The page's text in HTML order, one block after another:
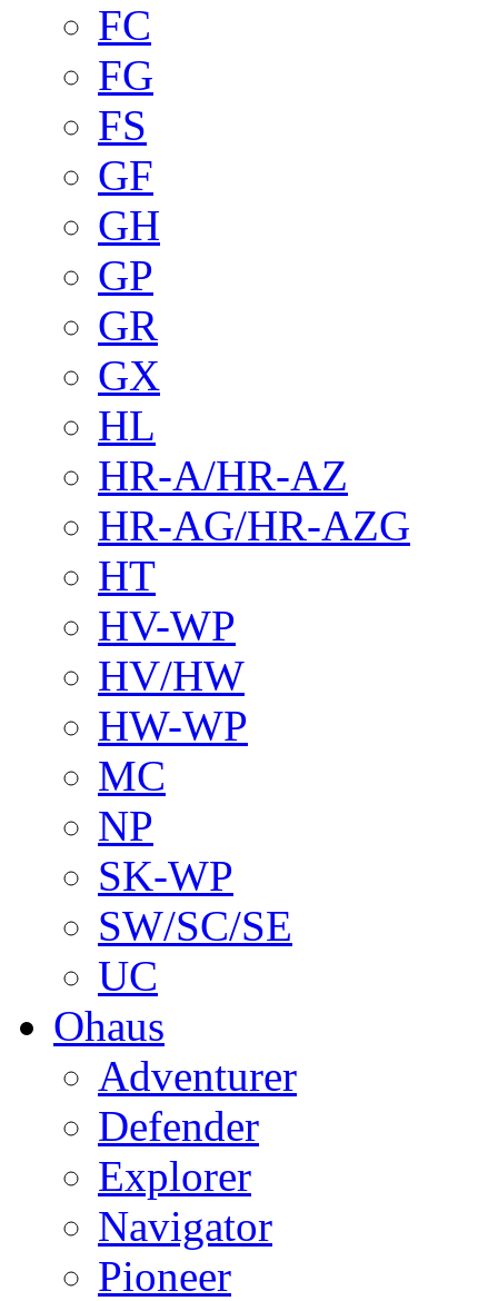
FC
FG
FS
GF
GH
GP
GR
GX
HL
HR-A/HR-AZ
HR-AG/HR-AZG
HT
HV-WP
HV/HW
HW-WP
MC
NP
SK-WP
SW/SC/SE
UC
Ohaus
Adventurer
Defender
Explorer
Navigator
Pioneer